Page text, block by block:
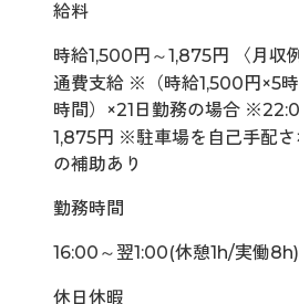
給料
時給1,500円～1,875円 〈月収
通費支給 ※（時給1,500円×5
時間）×21日勤務の場合
1,875円 ※駐車場を自己手配さ
の補助あり
勤務時間
16:00～翌1:00(休憩1h/実働8h)
休日休暇